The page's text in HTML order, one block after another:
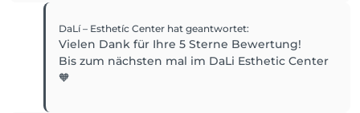
DaLí – Esthetíc Center hat geantwortet:
Vielen Dank für Ihre 5 Sterne Bewertung!
Bis zum nächsten mal im DaLi Esthetic Center
🧡